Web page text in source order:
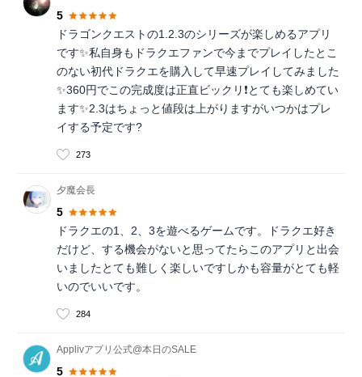
5
ドラゴンクエストの1.2.3のシリーズが楽しめるアプリ
です✨私自身もドラクエファンで今までプレイしたとこ
のない初代ドラクエを購入して早速プレイしてみました
✨360円でこの完成度は正直ビックリ❗️とても楽しめてい
ます✨2.3はちょっと値段は上がりますがいつかはプレ
イする予定です?
273
夕魔会長
5
ドラクエの1、2、3を遊べるゲームです。ドラクエ好き
だけど、する機会がないと思ってたらこのアプリと出会
いましたとても難しく楽しいですしかも容量がとても軽
いのでいいです。
284
Applivアプリ公式@本日のSALE
5